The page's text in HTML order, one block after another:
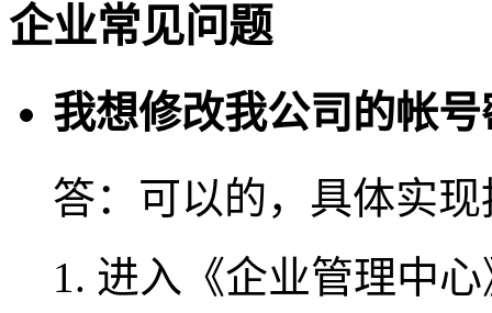
企业常见问题
我想修改我公司的帐
答： 可以的，具体实
进入《企业管理中